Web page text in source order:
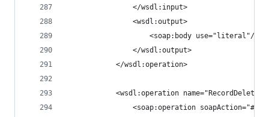
				</wsdl:input>
				<wsdl:output>
					<soap:body use="literal"/>
				</wsdl:output>
			</wsdl:operation>
			<wsdl:operation name="RecordDelete">
<soap:operation